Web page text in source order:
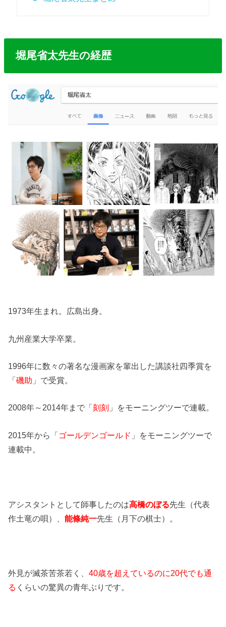
堀尾省太先生の経歴
1973年生まれ。広島出身。
九州産業大学卒業。
1996年に数々の著名な漫画家を輩出した講談社四季賞を
「磯助 」で受賞。
2008年～2014年まで「刻刻 」をモーニングツーで連載。
2015年から「ゴールデンゴールド 」をモーニングツーで
連載中。
アシスタントとして師事したのは高橋のぼる先生（代表
作土竜の唄）、能條純一先生（月下の棋士）。
外見が滅茶苦茶若く、40歳を超えているのに20代でも通
る くらいの驚異の青年ぶりです。